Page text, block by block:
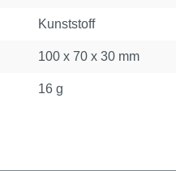
Kunststoff
100 x 70 x 30 mm
16 g